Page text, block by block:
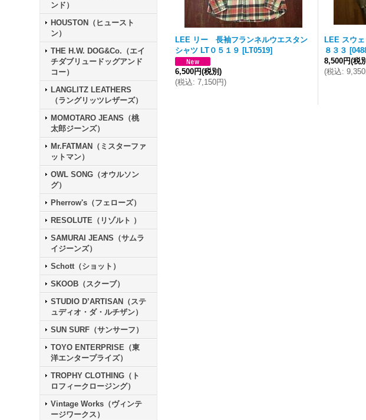
ンド）
HOUSTON（ヒュースト
ン）
THE H.W. DOG&Co.（エイ
チダブリュードッグアンド
コー）
LANGLITZ LEATHERS
（ラングリッツレザーズ）
MOMOTARO JEANS（桃
太郎ジーンズ）
Mr.FATMAN（ミスターファ
ットマン）
OWL SONG（オウルソン
グ）
Pherrow's（フェローズ）
RESOLUTE（リゾルト ）
SAMURAI JEANS（サムラ
イジーンズ）
Schott（ショット）
SKOOB（スクーブ）
STUDIO D’ARTISAN（ステ
ュディオ・ダ・ルチザン）
SUN SURF（サンサーフ）
TOYO ENTERPRISE（東
洋エンタープライズ）
TROPHY CLOTHING（ト
ロフィークロージング）
Vintage Works（ヴィンテ
ージワークス）
LEE リー 長袖フランネルウエスタン
シャツ LT０５１９ [LT0519]
6,500円(税別)
(税込: 7,150円)
LEE スウ
８３３ [
8,500円(税
(税込: